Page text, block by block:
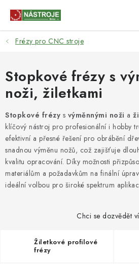
NÁSTROJE
AKCE
BRUSIVO
ELEKTRONÁŘADÍ
LEPENÍ A SPOJOVÁNÍ
RUČNÍ NÁŘADÍ, PŘÍPRAVKY
DÁRKOVÉ POUKAZY
Frézy pro CNC stroje
Stopkové frézy s
noži, žiletkami
Stopkové frézy s výměnnými noži a
klíčový nástroj pro profesionální i hobby
efektivní a přesné řešení pro obrábění
snadnou výměnu nožů, což zajišťuje
kvalitu opracování. Díky možnosti
materiálům a požadavkům na finální
ideální volbou pro široké spektrum
Chci se dozvědět
Žiletkové profilové
frézy